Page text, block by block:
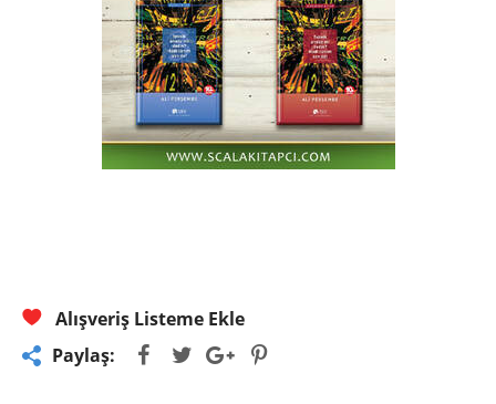
Alışveriş Listeme Ekle
Paylaş: